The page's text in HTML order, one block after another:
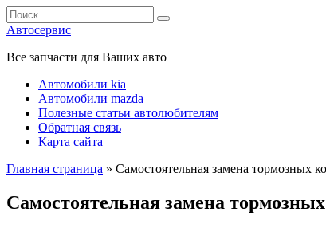
Перейти
к
содержанию
Search
for:
Автосервис
Все запчасти для Ваших авто
Автомобили kia
Автомобили mazda
Полезные статьи автолюбителям
Обратная связь
Карта сайта
Главная страница » Самостоятельная замена тормозных
Самостоятельная замена